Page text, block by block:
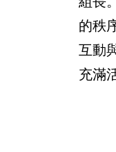
的秩
互動
充滿